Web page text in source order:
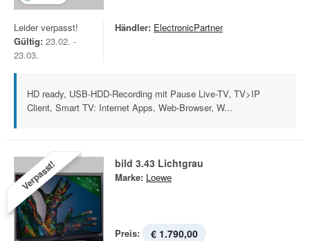
Leider verpasst!
Gültig: 23.02. -
23.03.
Händler: ElectronicPartner
HD ready, USB-HDD-Recording mit Pause Live-TV, TV>IP
Client, Smart TV: Internet Apps, Web-Browser, W...
Verpasst! bild 3.43 Lichtgrau
Marke: Loewe
Preis: € 1.790,00